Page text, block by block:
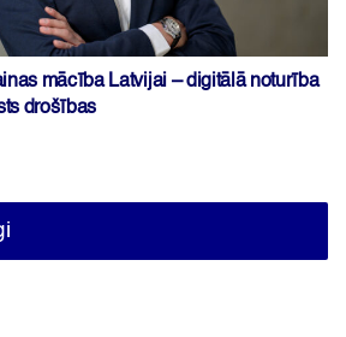
mācība Latvijai – digitālā noturība
drošības